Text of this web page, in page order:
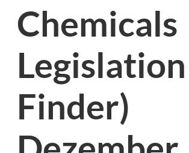
Chemicals
Legislation
Finder)